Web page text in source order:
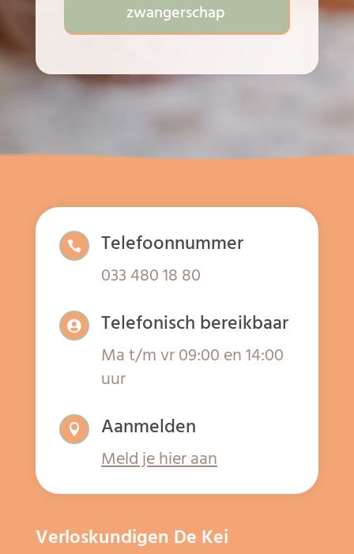
zwangerschap
 Telefoonnummer
033 480 18 80
 Telefonisch bereikbaar
Ma t/m vr 09:00 en 14:00
uur
 Aanmelden
Meld je hier aan
Verloskundigen De Kei